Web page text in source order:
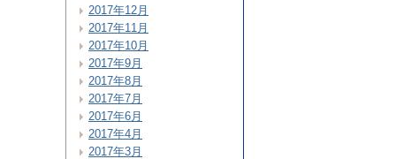
2017年12月
2017年11月
2017年10月
2017年9月
2017年8月
2017年7月
2017年6月
2017年4月
2017年3月